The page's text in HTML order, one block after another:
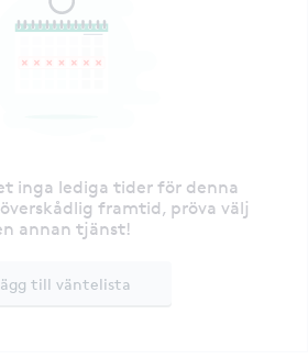
inga lediga tider för denna
framtid, pröva välj
annan tjänst!
till väntelista